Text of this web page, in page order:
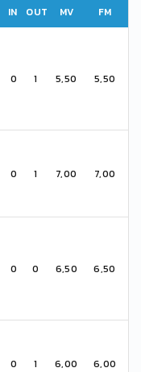
IN OUT MV FM
0 1 5,50 5,50
0 1 7,00 7,00
0 0 6,50 6,50
0 1 6,00 6,00